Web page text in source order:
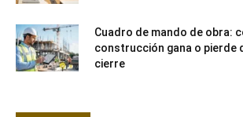
Cuadro de mando de obra:
construcción gana o pierde
cierre